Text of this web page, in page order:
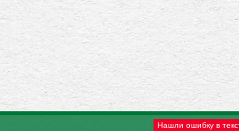
Нашли ошибку в